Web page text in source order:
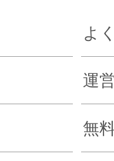
よ
運
無